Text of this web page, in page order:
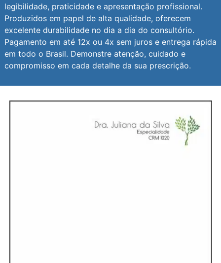
legibilidade, praticidade e apresentação profissional.
Produzidos em papel de alta qualidade, oferecem
excelente durabilidade no dia a dia do consultório.
Pagamento em até 12x ou 4x sem juros e entrega rápida
em todo o Brasil. Demonstre atenção, cuidado e
compromisso em cada detalhe da sua prescrição.